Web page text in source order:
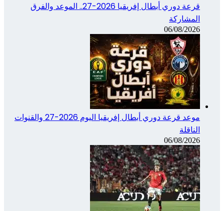
قرعة دوري أبطال إفريقيا 2026-27.. الموعد والفرق
المشاركة
06/08/2026
موعد قرعة دوري أبطال إفريقيا اليوم 2026-27 والقنوات
الناقلة
06/08/2026